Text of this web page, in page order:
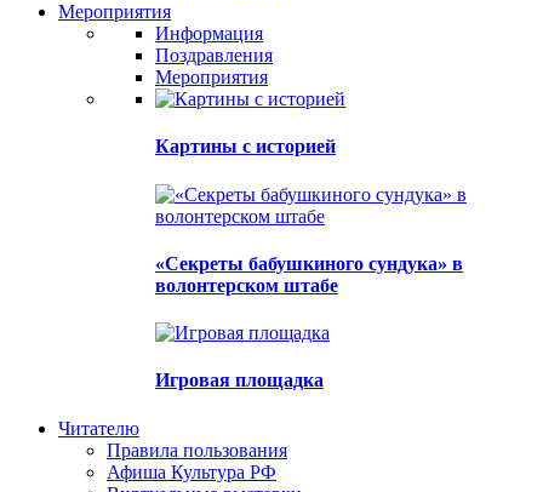
Мероприятия
Информация
Поздравления
Мероприятия
Картины с историей
«Секреты бабушкиного сундука» в
волонтерском штабе
Игровая площадка
Читателю
Правила пользования
Афиша Культура РФ